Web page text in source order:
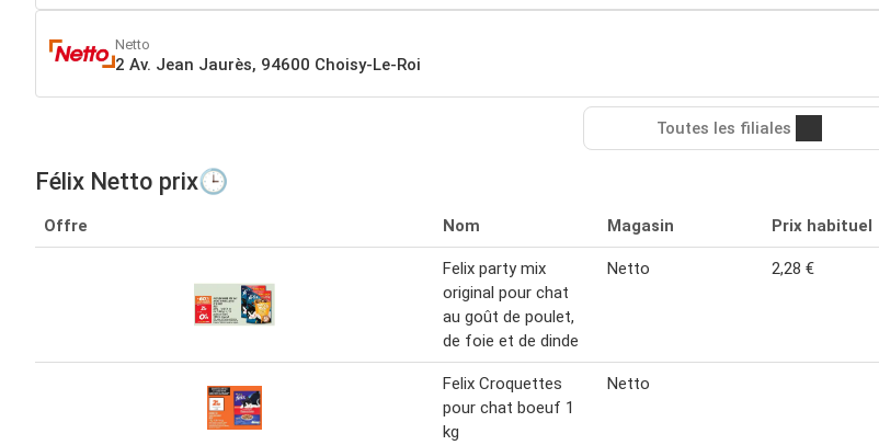
Netto
2 Av. Jean Jaurès, 94600 Choisy-Le-Roi
Toutes les filiales
Félix Netto prix🕒
Offre Nom Magasin Prix habituel
Felix party mix
original pour chat
au goût de poulet,
de foie et de dinde
Netto 2,28 €
Felix Croquettes
pour chat boeuf 1
kg
Netto